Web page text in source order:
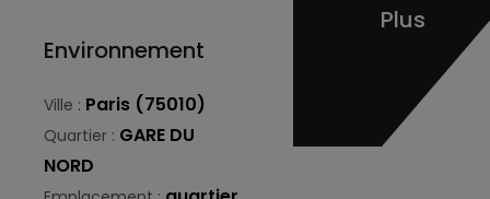
Plus
Environnement
Ville : Paris (75010)
Quartier : GARE DU
NORD